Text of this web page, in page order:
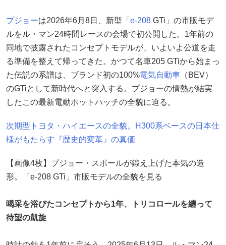
プジョーは2026年6月8日、新型「 e-208 GTi」の市販モデ
ルをル・マン24時間レースの会場で初公開した。1年前の
同地で披露されたコンセプトモデルが、いよいよ公道を走
る準備を整えて帰ってきた。かつて名車205 GTiから始まっ
た伝説の系譜は、ブランド初の100%電気自動車 （BEV）
のGTiとして新時代へと突入する。プジョーの情熱が結実
したこの最新電動ホットハッチの全貌に迫る。
次期型トヨタ・ハイエースの全貌。H300系ベースの日本仕
様がもたらす『歴史的変革』の真価
【画像4枚】プジョー・スポールが鍛え上げた本気の造
形。「e-208 GTi」市販モデルの全貌を見る
喝采を浴びたコンセプトから1年、トリコロールを纏って
待望の凱旋